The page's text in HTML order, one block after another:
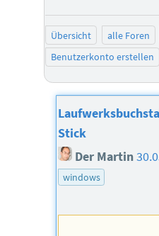
Übersicht alle Foren
Benutzerkonto erstellen
Stick
Der Martin
windows